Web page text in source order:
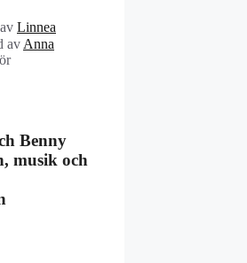
av Linnea
av Anna
Benny
musik och